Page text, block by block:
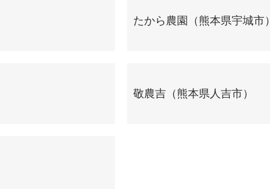
たから農園（熊本県宇城市）
敬農吉（熊本県人吉市）